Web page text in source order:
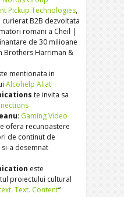
Pickup Technologies,
B2B dezvoltata
romani a Cheil |
de 30 milioane
Brothers Harriman &
mentionata in
Alcohelp Aliat
te invita sa
: Gaming Video
ofera recunoastere
de continut de
si-a desemnat
este
proiectului cultural
Text. Content“